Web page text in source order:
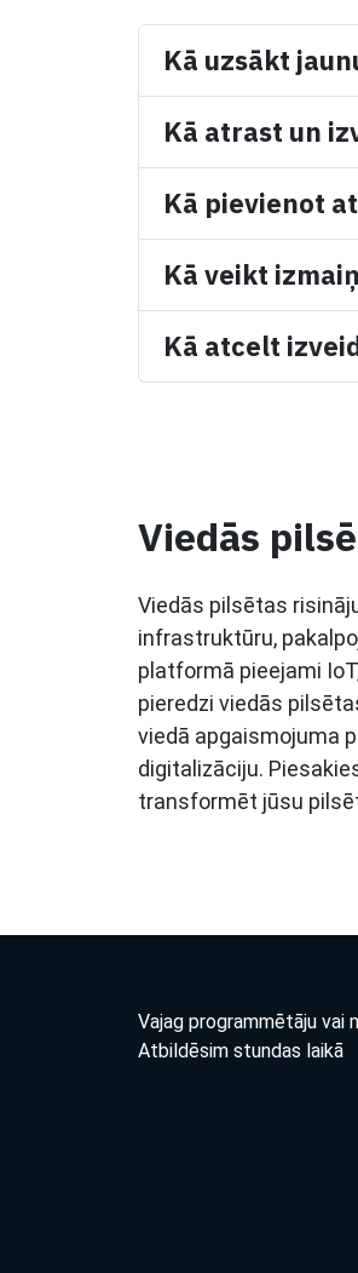
Kā uzsākt
Kā atrast un
Kā pievienot
Kā veikt
Kā atcelt
Viedās
Viedās pilsētas
infrastruktūru,
platformā pieejami
pieredzi viedās
viedā apgaismojuma
digitalizāciju.
transformēt jūsu
Vajag programmētāju vai
Atbildēsim stundas laikā